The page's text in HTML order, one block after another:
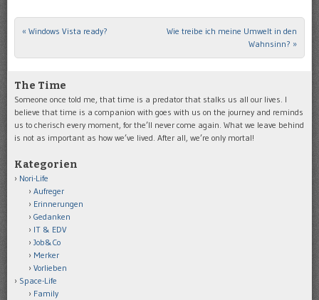
Post navigation
« Windows Vista ready?
Wie treibe ich meine Umwelt in den
Wahnsinn? »
The Time
Someone once told me, that time is a predator that stalks us all our lives. I
believe that time is a companion with goes with us on the journey and reminds
us to cherisch every moment, for the’ll never come again. What we leave behind
is not as important as how we’ve lived. After all, we’re only mortal!
Kategorien
Nori-Life
Aufreger
Erinnerungen
Gedanken
IT & EDV
Job&Co
Merker
Vorlieben
Space-Life
Family